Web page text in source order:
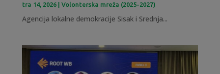
tra 14, 2026| Volonterska mreža (2025-2027)
Agencija lokalne demokracije Sisak i Srednja...